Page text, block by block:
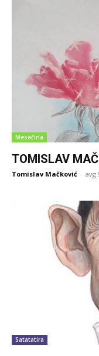
Mesečina
TOMISLAV
Tomislav Mačković - avg
Satatatira